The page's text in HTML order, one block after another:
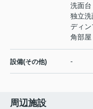
洗面台
独立洗
ディン
角部屋
設備(その他) -
周辺施設